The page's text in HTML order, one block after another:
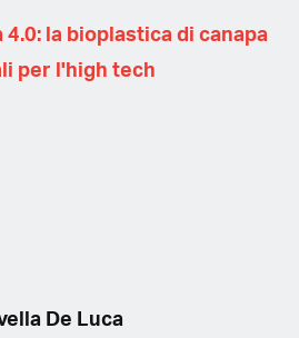
4.0: la bioplastica di canapa
per l'high tech
De Luca